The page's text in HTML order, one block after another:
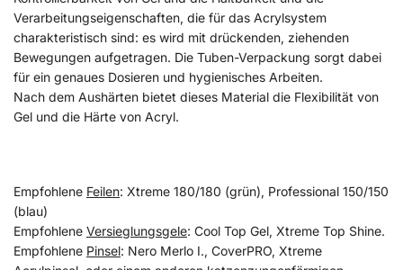
Verarbeitungseigenschaften, die für das Acrylsystem
charakteristisch sind: es wird mit drückenden, ziehenden
Bewegungen aufgetragen. Die Tuben-Verpackung sorgt dabei
für ein genaues Dosieren und hygienisches Arbeiten.
Nach dem Aushärten bietet dieses Material die Flexibilität von
Gel und die Härte von Acryl.
Empfohlene Feilen: Xtreme 180/180 (grün), Professional 150/150
(blau)
Empfohlene Versieglungsgele: Cool Top Gel, Xtreme Top Shine.
Empfohlene Pinsel: Nero Merlo I., CoverPRO, Xtreme